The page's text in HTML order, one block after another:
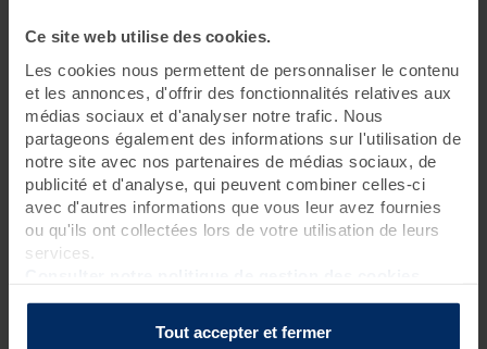
Ce site web utilise des cookies.
Les cookies nous permettent de personnaliser le contenu
et les annonces, d'offrir des fonctionnalités relatives aux
médias sociaux et d'analyser notre trafic. Nous
partageons également des informations sur l'utilisation de
notre site avec nos partenaires de médias sociaux, de
publicité et d'analyse, qui peuvent combiner celles-ci
avec d'autres informations que vous leur avez fournies
ou qu'ils ont collectées lors de votre utilisation de leurs
services.
Tout accepter et fermer
pour vous créer de nouveaux souvenirs en toutes
Durant cette
journée créée spécialement pour deux
personnes, les soins sont pratiqués en duo.
Besoin d'un moment bien-être à 2 ? La magie duspa en
coupledans toute sa splendeur ! Cette cure bien-être
est un
instant privilégié à vivre à en duo, pour lâcher prise et se
laisser transporter vers la voie de la détente absolue. Le
détente en coupleest possible tous les jours.
Pour connaître l’heure de début de votre premier soin, nous